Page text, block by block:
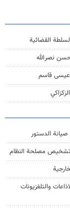
القضائیة
نصرالله
قاسم
الدستور
مصلحة النظام
والتلفزيونات